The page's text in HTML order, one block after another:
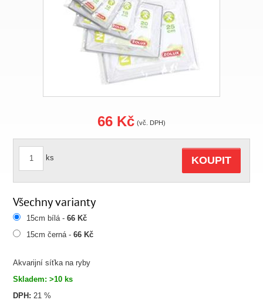
Akvarijní síťka na ryby
Skladem: >10 ks
DPH: 21 %
66 Kč (vč. DPH)
ks KOUPIT
Všechny varianty
15cm bílá -66 Kč
15cm černá -66 Kč